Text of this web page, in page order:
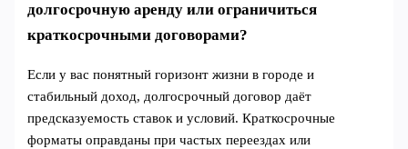
долгосрочную аренду или ограничиться
краткосрочными договорами?
Если у вас понятный горизонт жизни в городе и
стабильный доход, долгосрочный договор даёт
предсказуемость ставок и условий. Краткосрочные
форматы оправданы при частых переездах или